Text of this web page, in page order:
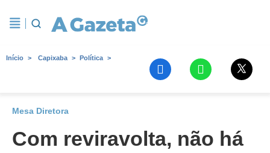
Início Capixaba Política
Mesa Diretora
Com reviravolta, não há